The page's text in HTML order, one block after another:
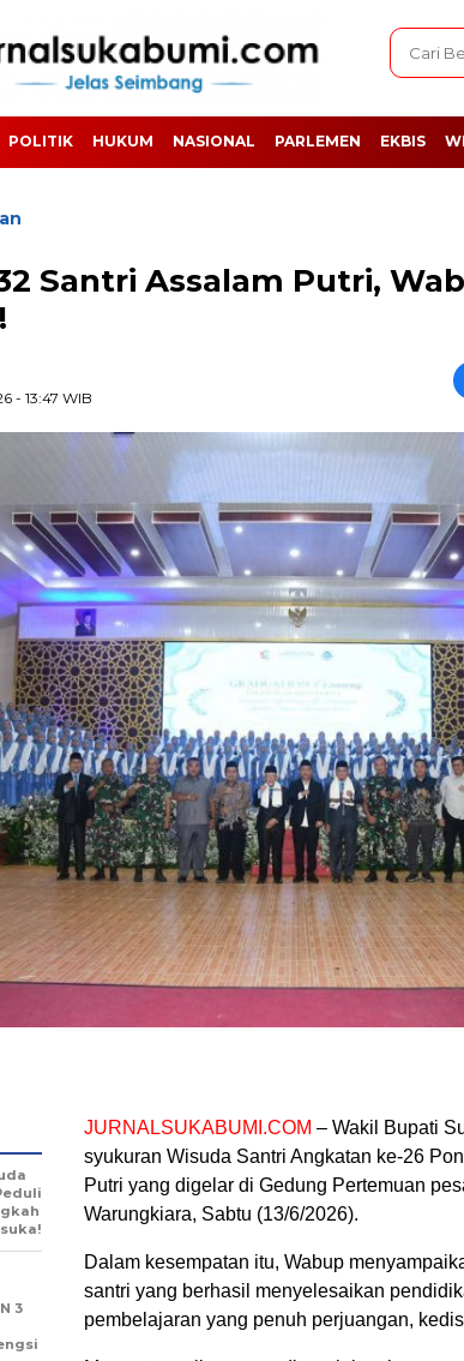
POLITIK HUKUM NASIONAL PARLEMEN EKBIS
Santri Assalam Putri,
- 13:47 WIB
JURNALSUKABUMI.COM – Wakil Bupati
syukuran Wisuda Santri Angkatan ke-26
Putri yang digelar di Gedung Pertemuan
Warungkiara, Sabtu (13/6/2026).
Dalam kesempatan itu, Wabup
santri yang berhasil menyelesaikan
pembelajaran yang penuh perjuangan,
3